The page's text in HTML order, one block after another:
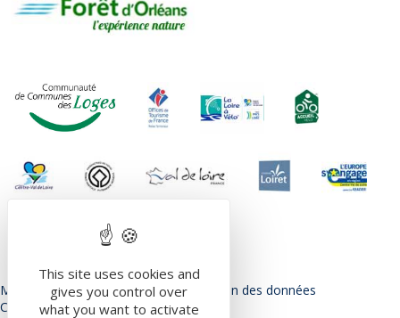
Mentions légales Politique de protection des données
Conditions Générales d’utilisation
This site uses cookies and
gives you control over
what you want to activate